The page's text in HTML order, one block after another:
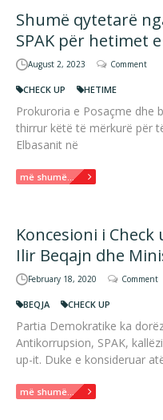
Shumë qytetarë
SPAK për hetimet
August 2, 2023 Comment
CHECK UP HETIME
Prokuroria e Posaçme dhe
thirrur këtë të mërkurë për
Elbasanit në
më shumë...
Koncesioni i Check
Ilir Beqajn dhe
February 18, 2020 Comment
BEQJA CHECK UP
Partia Demokratike ka
Antikorrupsion, SPAK,
up-it. Duke e konsideruar
më shumë...